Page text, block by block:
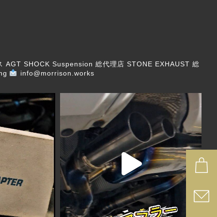
AGT SHOCK Suspension 総代理店 STONE EXHAUST 総
info@morrison.works